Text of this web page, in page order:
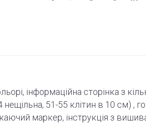
інформаційна сторінка з
51-55 клітин в 10 см) ,
маркер, інструкція з